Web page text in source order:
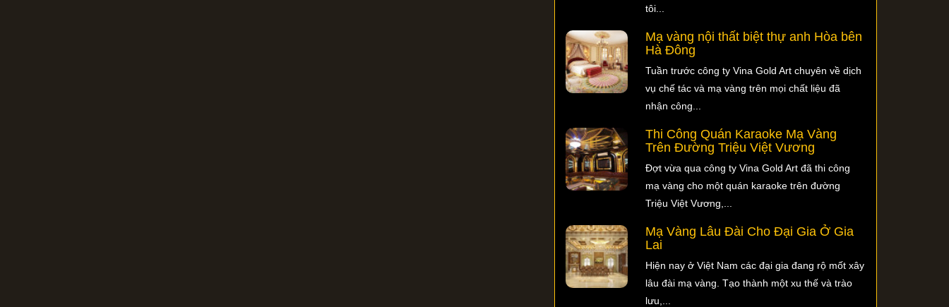
tôi...
Mạ vàng nội thất biệt thự anh Hòa bên
Hà Đông
Tuần trước công ty Vina Gold Art chuyên về dịch
vụ chế tác và mạ vàng trên mọi chất liệu đã
nhận công...
Thi Công Quán Karaoke Mạ Vàng
Trên Đường Triệu Việt Vương
Đợt vừa qua công ty Vina Gold Art đã thi công
mạ vàng cho một quán karaoke trên đường
Triệu Việt Vương,...
Mạ Vàng Lâu Đài Cho Đại Gia Ở Gia
Lai
Hiện nay ở Việt Nam các đại gia đang rộ mốt xây
lâu đài mạ vàng. Tạo thành một xu thế và trào
lưu,...